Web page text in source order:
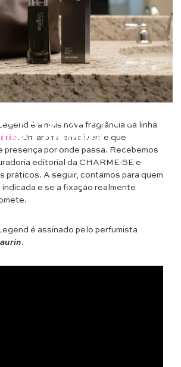
Legend Vale a
Completa
é a mais nova fragrância da linha
. Um aroma envolvente que
presença por onde passa. Recebemos
editorial da CHARME-SE e
práticos. A seguir, contamos para quem
e se a fixação realmente
é assinado pelo perfumista
.